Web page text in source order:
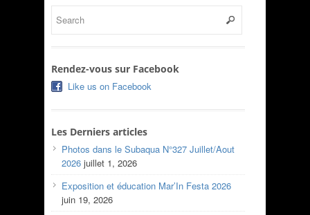
Rendez-vous sur Facebook
Like us on Facebook
Les Derniers articles
Photos dans le Subaqua N°327 Juillet/Aout
2026 juillet 1, 2026
Exposition et éducation Mar’In Festa 2026
juin 19, 2026